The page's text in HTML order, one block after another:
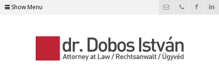
Show Menu